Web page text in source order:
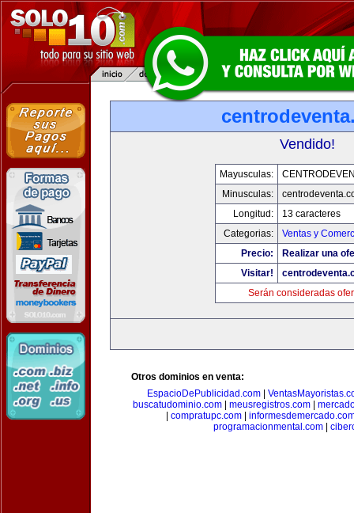
Vendido!
Mayusculas:
Minusculas:
Longitud:
13 caracteres
Categorias:
Ventas y
Precio:
Realizar una
Visitar!
Serán consideradas
Otros dominios en venta:
EspacioDePublicidad.com
buscatudominio.com
meusregistros.com
compratupc.com
programacionmental.com